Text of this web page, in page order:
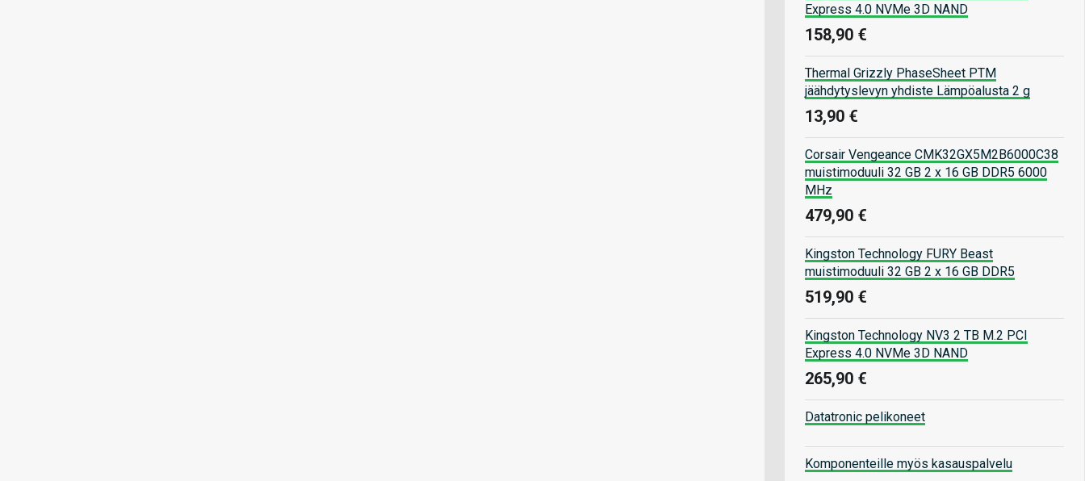
Express 4.0 NVMe 3D NAND
158,90 €
Thermal Grizzly PhaseSheet PTM
jäähdytyslevyn yhdiste Lämpöalusta 2 g
13,90 €
Corsair Vengeance CMK32GX5M2B6000C38
muistimoduuli 32 GB 2 x 16 GB DDR5 6000
MHz
479,90 €
Kingston Technology FURY Beast
muistimoduuli 32 GB 2 x 16 GB DDR5
519,90 €
Kingston Technology NV3 2 TB M.2 PCI
Express 4.0 NVMe 3D NAND
265,90 €
Datatronic pelikoneet
Komponenteille myös kasauspalvelu